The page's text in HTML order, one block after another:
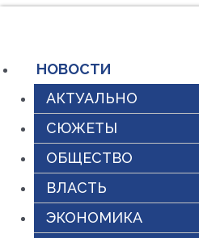
содержимому
НОВОСТИ
АКТУАЛЬНО
СЮЖЕТЫ
ОБЩЕСТВО
ВЛАСТЬ
ЭКОНОМИКА